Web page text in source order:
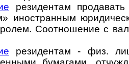
резиден­там
ино­стран­ным
Со­от­но­ше­ние с
резидентам - физ.